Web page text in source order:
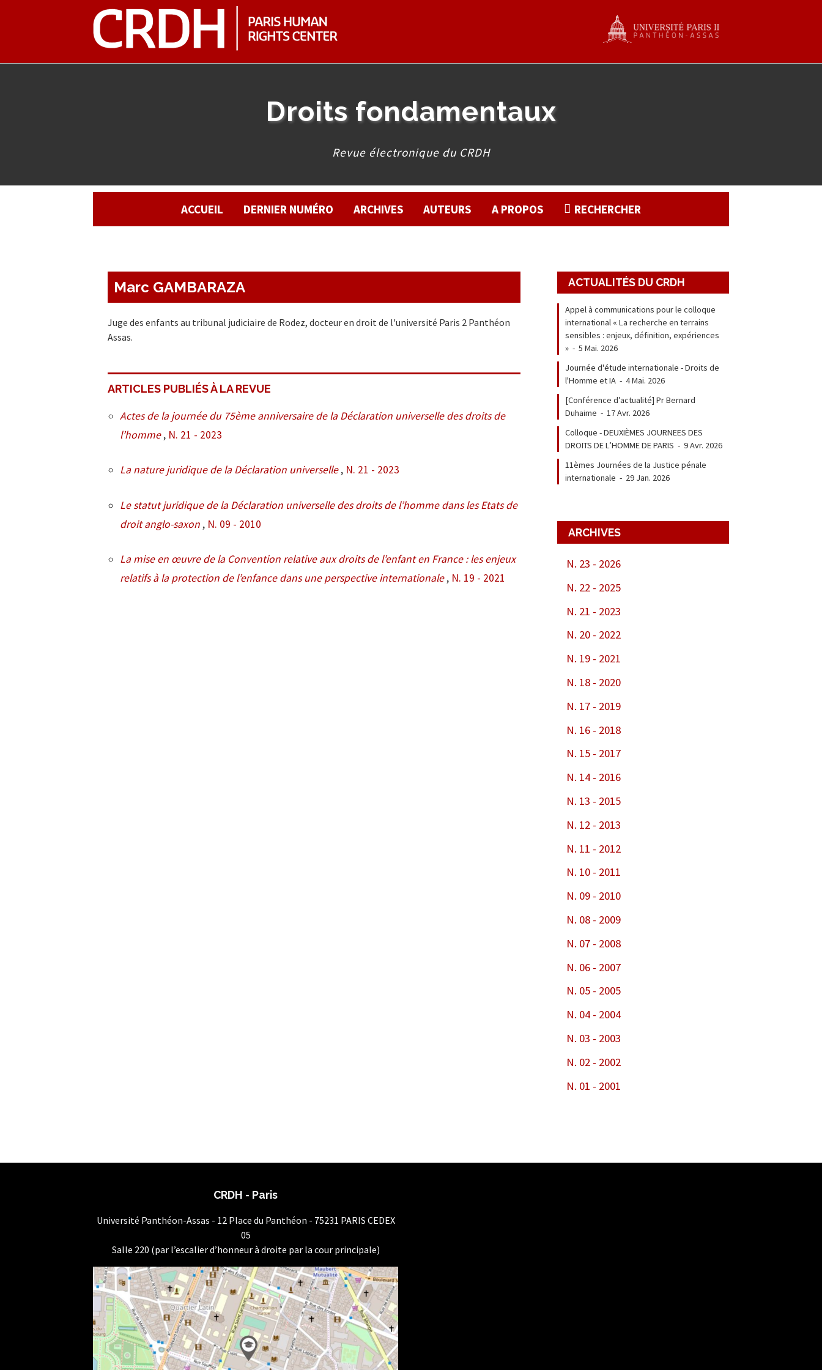
Droits fondamentaux
Revue électronique du CRDH
ACCUEIL DERNIER NUMÉRO ARCHIVES AUTEURS A PROPOS RECHERCHER
Marc GAMBARAZA
Juge des enfants au tribunal judiciaire de Rodez, docteur en droit de l'université Paris 2 Panthéon
Assas.
ARTICLES PUBLIÉS À LA REVUE
Actes de la journée du 75ème anniversaire de la Déclaration universelle des droits de
l’homme , N. 21 - 2023
La nature juridique de la Déclaration universelle , N. 21 - 2023
Le statut juridique de la Déclaration universelle des droits de l’homme dans les Etats de
droit anglo-saxon , N. 09 - 2010
La mise en œuvre de la Convention relative aux droits de l’enfant en France : les enjeux
relatifs à la protection de l’enfance dans une perspective internationale , N. 19 - 2021
ACTUALITÉS DU CRDH
Appel à communications pour le colloque
international « La recherche en terrains
sensibles : enjeux, définition, expériences
» -5 Mai. 2026
Journée d'étude internationale - Droits de
l'Homme et IA -4 Mai. 2026
[Conférence d’actualité] Pr Bernard
Duhaime -17 Avr. 2026
Colloque - DEUXIÈMES JOURNEES DES
DROITS DE L’HOMME DE PARIS -9 Avr. 2026
11èmes Journées de la Justice pénale
internationale - 29 Jan. 2026
ARCHIVES
N. 23 - 2026
N. 22 - 2025
N. 21 - 2023
N. 20 - 2022
N. 19 - 2021
N. 18 - 2020
N. 17 - 2019
N. 16 - 2018
N. 15 - 2017
N. 14 - 2016
N. 13 - 2015
N. 12 - 2013
N. 11 - 2012
N. 10 - 2011
N. 09 - 2010
N. 08 - 2009
N. 07 - 2008
N. 06 - 2007
N. 05 - 2005
N. 04 - 2004
N. 03 - 2003
N. 02 - 2002
N. 01 - 2001
CRDH - Paris
Université Panthéon-Assas - 12 Place du Panthéon - 75231 PARIS CEDEX
05
Salle 220 (par l’escalier d’honneur à droite par la cour principale)